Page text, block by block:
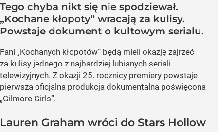
Tego chyba nikt się nie spodziewał.
„Kochane kłopoty” wracają za kulisy.
Powstaje dokument o kultowym serialu.
Fani „Kochanych kłopotów” będą mieli okazję zajrzeć
za kulisy jednego z najbardziej lubianych seriali
telewizyjnych. Z okazji 25. rocznicy premiery powstaje
pierwsza oficjalna produkcja dokumentalna poświęcona
„Gilmore Girls”.
Lauren Graham wróci do Stars Hollow